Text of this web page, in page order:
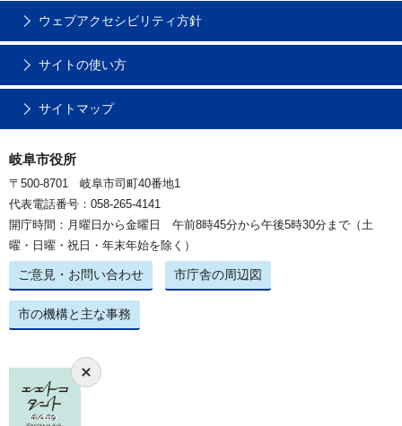
ウェブアクセシビリティ方針
サイトの使い方
サイトマップ
岐阜市役所
〒500-8701 岐阜市司町40番地1
代表電話番号：058-265-4141
開庁時間：月曜日から金曜日 午前8時45分から午後5時30分まで（土
曜・日曜・祝日・年末年始を除く）
ご意見・お問い合わせ 市庁舎の周辺図
市の機構と主な事務